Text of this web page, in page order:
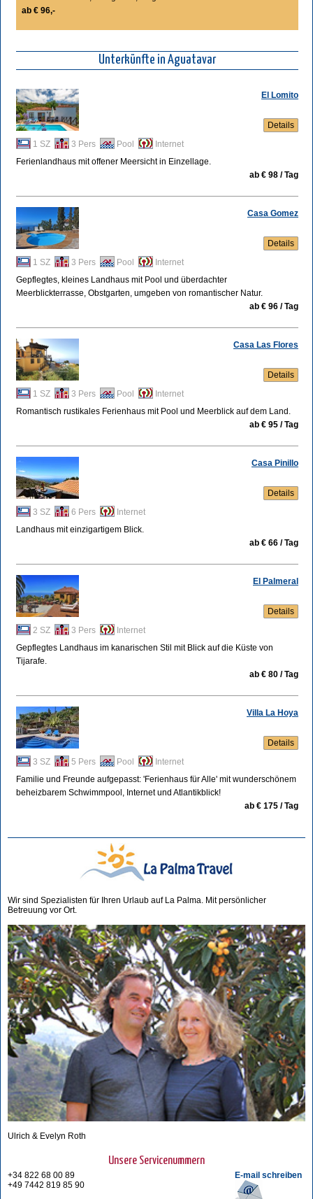
ab € 96,-
Unterkünfte in Aguatavar
Details
El Lomito
1 SZ 3 Pers Pool
Internet
Ferienlandhaus mit offener Meersicht in Einzellage.
ab € 98 / Tag
Details
Casa Gomez
1 SZ 3 Pers Pool
Internet
Gepflegtes, kleines Landhaus mit Pool und überdachter
Meerblickterrasse, Obstgarten, umgeben von romantischer Natur.
ab € 96 / Tag
Details
Casa Las Flores
1 SZ 3 Pers Pool
Internet
Romantisch rustikales Ferienhaus mit Pool und Meerblick auf dem Land.
ab € 95 / Tag
Details
Casa Pinillo
3 SZ 6 Pers
Internet
Landhaus mit einzigartigem Blick.
ab € 66 / Tag
Details
El Palmeral
2 SZ 3 Pers
Internet
Gepflegtes Landhaus im kanarischen Stil mit Blick auf die Küste von
Tijarafe.
ab € 80 / Tag
Details
Villa La Hoya
3 SZ 5 Pers Pool
Internet
Familie und Freunde aufgepasst: 'Ferienhaus für Alle' mit wunderschönem
beheizbarem Schwimmpool, Internet und Atlantikblick!
ab € 175 / Tag
Wir sind Spezialisten für Ihren Urlaub auf La Palma. Mit persönlicher
Betreuung vor Ort.
Ulrich & Evelyn Roth
Unsere Servicenummern
E-mail schreiben
+34 822 68 00 89
+49 7442 819 85 90